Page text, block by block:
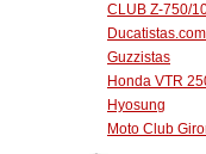
CLUB Z-750/
Ducatistas.com
Guzzistas
Honda VTR
Hyosung
Moto Club